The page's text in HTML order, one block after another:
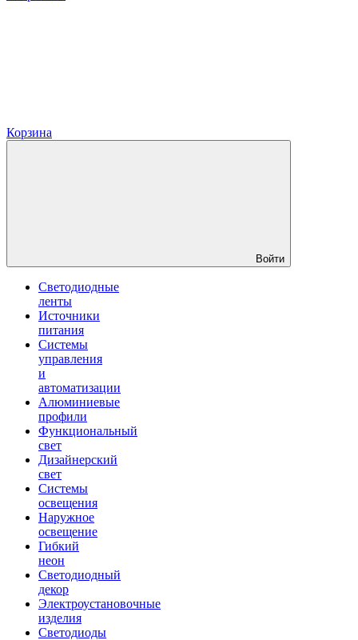
Корзина
Войти
Светодиодные
ленты
Источники
питания
Системы
управления
и
автоматизации
Алюминиевые
профили
Функциональный
свет
Дизайнерский
свет
Системы
освещения
Наружное
освещение
Гибкий
неон
Светодиодный
декор
Электроустановочные
изделия
Светодиоды